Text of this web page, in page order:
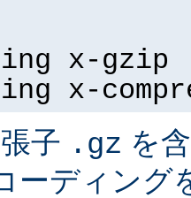
x-gzip
x-
子 .gz を
ーディング